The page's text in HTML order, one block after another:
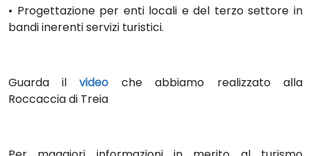
• Progettazione per enti locali e del terzo settore in
bandi inerenti servizi turistici.
Guarda il video che abbiamo realizzato alla
Roccaccia di Treia